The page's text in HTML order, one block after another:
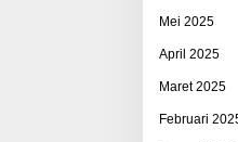
Mei 2025
April 2025
Maret 2025
Februari